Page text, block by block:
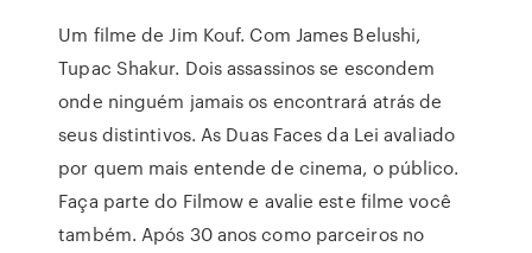
Um filme de Jim Kouf. Com James Belushi,
Tupac Shakur. Dois assassinos se escondem
onde ninguém jamais os encontrará atrás de
seus distintivos. As Duas Faces da Lei avaliado
por quem mais entende de cinema, o público.
Faça parte do Filmow e avalie este filme você
também. Após 30 anos como parceiros no